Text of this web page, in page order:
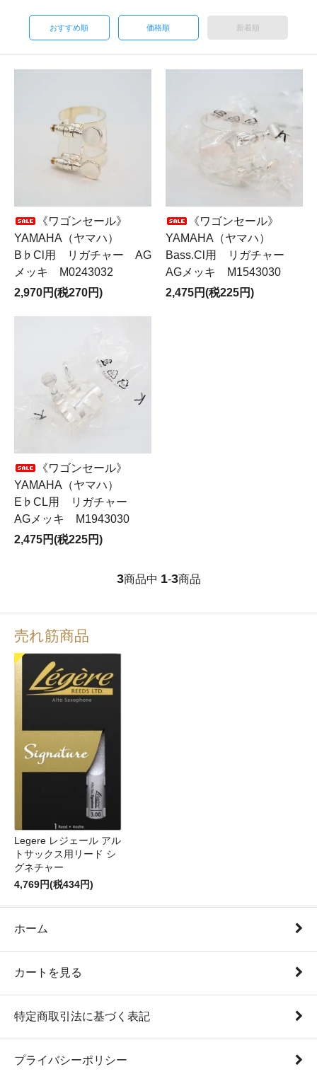
おすすめ順 価格順 新着順
《ワゴンセール》
YAMAHA（ヤマハ）
B♭Cl用 リガチャー AG
メッキ M0243032
2,970円(税270円)
《ワゴンセール》
YAMAHA（ヤマハ）
Bass.Cl用 リガチャー
AGメッキ M1543030
2,475円(税225円)
《ワゴンセール》
YAMAHA（ヤマハ）
E♭CL用 リガチャー
AGメッキ M1943030
2,475円(税225円)
3商品中 1-3商品
売れ筋商品
Legere レジェール アル
トサックス用リード シ
グネチャー
4,769円(税434円)
ホーム
カートを見る
特定商取引法に基づく表記
プライバシーポリシー